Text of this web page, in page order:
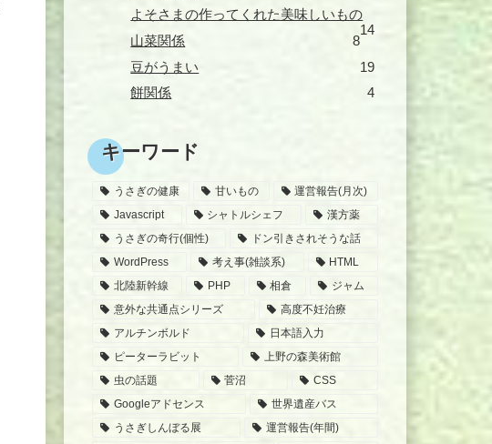
よそさまの作ってくれた美味しいもの
14
山菜関係
8
豆がうまい
19
餅関係
4
キーワード
うさぎの健康 甘いもの
運営報告(月次)
Javascript
シャトルシェフ
漢方薬
うさぎの奇行(個性)
ドン引きされそうな話
WordPress
考え事(雑談系)
HTML
北陸新幹線
PHP 相倉
ジャム
意外な共通点シリーズ
高度不妊治療
アルチンボルド
日本語入力
ピーターラビット
上野の森美術館
虫の話題
菅沼
CSS
Googleアドセンス
世界遺産バス
うさぎしんぼる展
運営報告(年間)